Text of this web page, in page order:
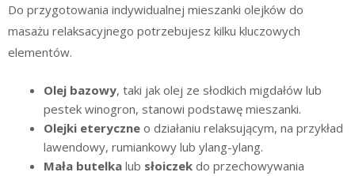
Do przygotowania indywidualnej mieszanki olejków do
masażu relaksacyjnego potrzebujesz kilku kluczowych
elementów.
Olej bazowy, taki jak olej ze słodkich migdałów lub
pestek winogron, stanowi podstawę mieszanki.
Olejki eteryczne o działaniu relaksującym, na przykład
lawendowy, rumiankowy lub ylang-ylang.
Mała butelka lub słoiczek do przechowywania